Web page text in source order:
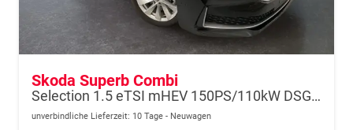
Skoda Superb Combi
Selection 1.5 eTSI mHEV 150PS/110kW DSG7 2026 +AHK+EL.HECK+NAVI+KESSY
unverbindliche Lieferzeit: 10 Tage Neuwagen